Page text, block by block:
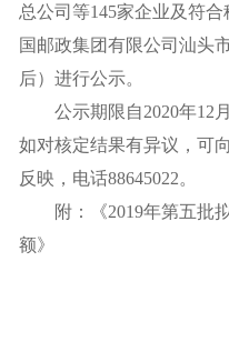
总公司等145家企业及符
国邮政集团有限公司汕头
后）进行公示。
公示期限自2020年12月
如对核定结果有异议，可
反映，电话88645022。
附：
《2019年第五批
额》